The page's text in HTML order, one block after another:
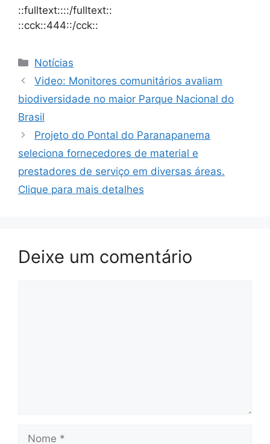
::fulltext::::/fulltext::
::cck::444::/cck::
Notícias
Video: Monitores comunitários avaliam
biodiversidade no maior Parque Nacional do
Brasil
Projeto do Pontal do Paranapanema
seleciona fornecedores de material e
prestadores de serviço em diversas áreas.
Clique para mais detalhes
Deixe um comentário